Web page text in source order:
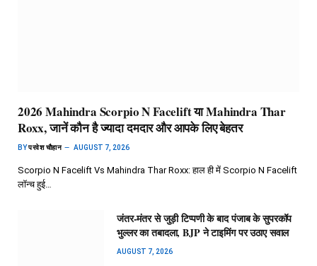
2026 Mahindra Scorpio N Facelift या Mahindra Thar
Roxx, जानें कौन है ज्यादा दमदार और आपके लिए बेहतर
BYपरवेश चौहान AUGUST 7, 2026
Scorpio N Facelift Vs Mahindra Thar Roxx: हाल ही में Scorpio N Facelift
लॉन्च हुई…
जंतर-मंतर से जुड़ी टिप्पणी के बाद पंजाब के सुपरकॉप
भुल्लर का तबादला, BJP ने टाइमिंग पर उठाए सवाल
AUGUST 7, 2026